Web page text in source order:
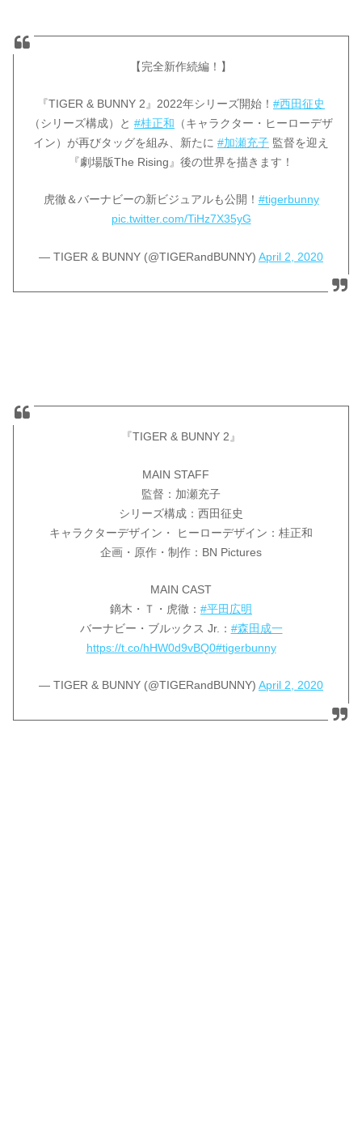
【完全新作続編！】
『TIGER & BUNNY 2』2022年シリーズ開始！ #西田征史
（シリーズ構成）と #桂正和 （キャラクター・ヒーローデザ
イン）が再びタッグを組み、新たに #加瀬充子 監督を迎え
『劇場版The Rising』後の世界を描きます！
虎徹＆バーナビーの新ビジュアルも公開！ #tigerbunny
pic.twitter.com/TiHz7X35yG
— TIGER & BUNNY (@TIGERandBUNNY) April 2, 2020
『TIGER & BUNNY 2』
MAIN STAFF
監督：加瀬充子
シリーズ構成：西田征史
キャラクターデザイン・ ヒーローデザイン：桂正和
企画・原作・制作：BN Pictures
MAIN CAST
鏑木・Ｔ・虎徹： #平田広明
バーナビー・ブルックス Jr.： #森田成一
https://t.co/hHW0d9vBQ0#tigerbunny
— TIGER & BUNNY (@TIGERandBUNNY) April 2, 2020